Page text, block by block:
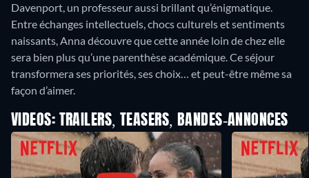
Davenport, un professeur aussi brillant qu’énigmatique.
Entre échanges intellectuels, chocs culturels et sentiments
naissants, Anna découvre que cette année loin de chez elle
sera bien plus qu’une parenthèse académique. Ce séjour
transformera ses priorités, ses choix… et peut-être même sa
façon d’aimer.
VIDEOS: TRAILERS, TEASERS, BANDES-ANNONCES